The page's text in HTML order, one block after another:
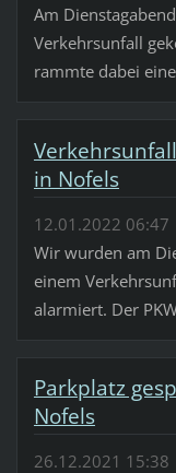
Am
Verkehrsunfall
rammte dabei
in Nofels
12.01.2022 06:47
Wir wurden am
einem
alarmiert. Der
Parkplatz
Nofels
26.12.2021 15:38